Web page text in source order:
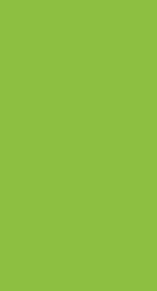
avec